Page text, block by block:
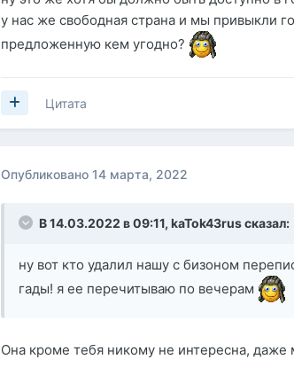
у нас же свободная страна и мы привыкли
предложенную кем угодно?
Цитата
Опубликовано14 марта, 2022
В 14.03.2022 в 09:11,kaTok43rusсказал:
ну вот кто удалил нашу с бизоном
гады! я ее перечитываю по вечерам
Она кроме тебя никому не интересна, даже